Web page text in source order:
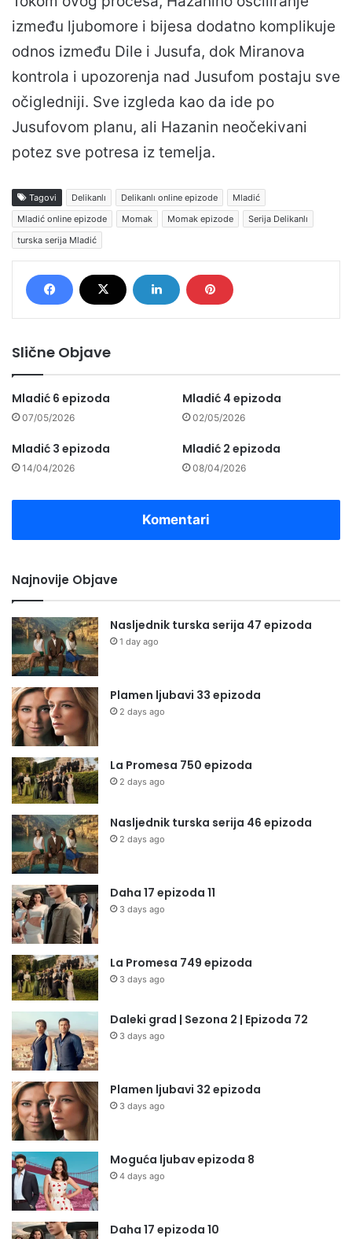
između ljubomore i bijesa dodatno komplikuje
odnos između Dile i Jusufa, dok Miranova
kontrola i upozorenja nad Jusufom postaju sve
očigledniji. Sve izgleda kao da ide po
Jusufovom planu, ali Hazanin neočekivani
potez sve potresa iz temelja.
Tagovi Delikanlı Delikanlı online epizode
Mladić
Mladić online epizode
Momak Momak epizode
Serija Delikanlı
turska serija Mladić
Slične Objave
Mladić 6 epizoda
07/05/2026
Mladić 4 epizoda
02/05/2026
Mladić 3 epizoda
14/04/2026
Mladić 2 epizoda
08/04/2026
Komentari
Najnovije Objave
Nasljednik turska serija 47 epizoda
1 day ago
Plamen ljubavi 33 epizoda
2 days ago
La Promesa 750 epizoda
2 days ago
Nasljednik turska serija 46 epizoda
2 days ago
Daha 17 epizoda 11
3 days ago
La Promesa 749 epizoda
3 days ago
Daleki grad | Sezona 2 | Epizoda 72
3 days ago
Plamen ljubavi 32 epizoda
3 days ago
Moguća ljubav epizoda 8
4 days ago
Daha 17 epizoda 10